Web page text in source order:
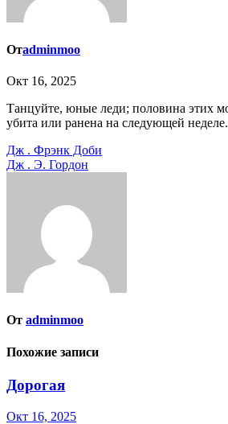
Отadminmoo
Окт 16, 2025
Танцуйте, юные леди; половина этих молодых людей будет
убита или ранена на следующей неделе.
Навигация
по
Дж . Фрэнк Доби
Дж . Э. Гордон
От adminmoo
Похожие записи
Дорогая
Окт 16, 2025